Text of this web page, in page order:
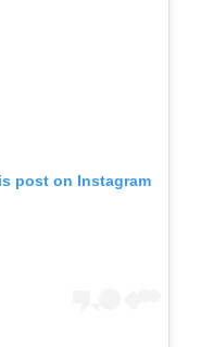
post on Instagram